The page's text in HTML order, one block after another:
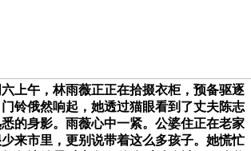
上午，林雨薇正正在拾掇衣柜，预备驱逐
铃俄然响起，她透过猫眼看到了丈夫陈志
的身影。雨薇心中一紧。公婆住正在老家
来市里，更别说带着这么多孩子。她慌忙